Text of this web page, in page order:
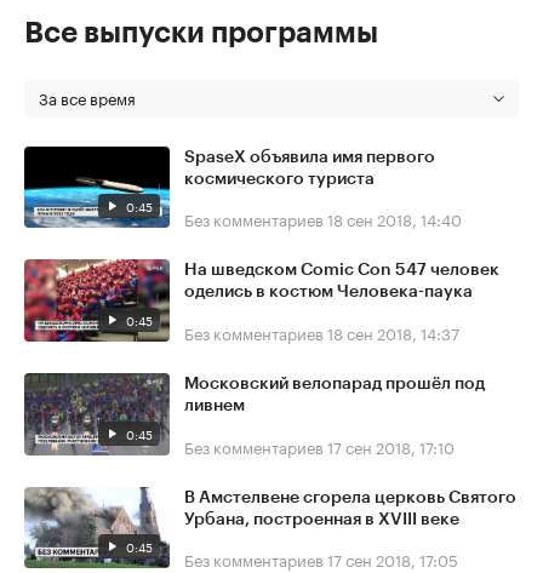
Все выпуски программы
За все время
0:45
SpaseX объявила имя первого
космического туриста
Без комментариев 18 сен 2018, 14:40
0:45
На шведском Comic Con 547 человек
оделись в костюм Человека-паука
Без комментариев 18 сен 2018, 14:37
0:45
Московский велопарад прошёл под
ливнем
Без комментариев 17 сен 2018, 17:10
0:45
В Амстелвене сгорела церковь Святого
Урбана, построенная в XVIII веке
Без комментариев 17 сен 2018, 17:05